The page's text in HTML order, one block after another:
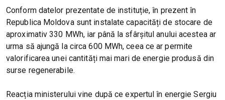
Conform datelor prezentate de instituție, în prezent în
Republica Moldova sunt instalate capacități de stocare de
aproximativ 330 MWh, iar până la sfârșitul anului acestea ar
urma să ajungă la circa 600 MWh, ceea ce ar permite
valorificarea unei cantități mai mari de energie produsă din
surse regenerabile.
Reacția ministerului vine după ce expertul în energie Sergiu